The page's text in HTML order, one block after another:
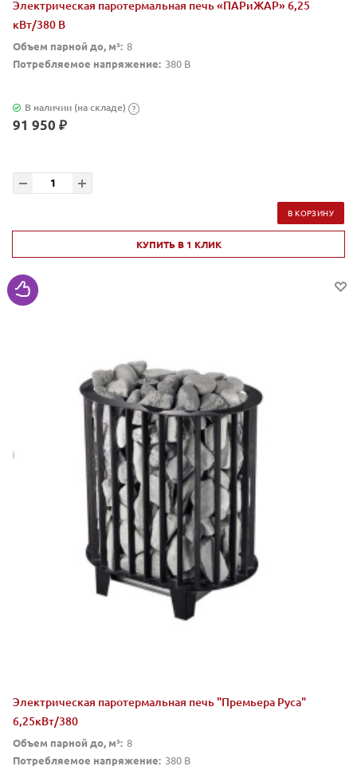
Электрическая паротермальная печь «ПАРиЖАР» 6,25
кВт/380 В
Объем парной до, м³: 8
Потребляемое напряжение: 380 В
В наличии (на складе) ?
91 950 ₽
В КОРЗИНУ
КУПИТЬ В 1 КЛИК
Электрическая паротермальная печь "Премьера Руса"
6,25кВт/380
Объем парной до, м³: 8
Потребляемое напряжение: 380 В